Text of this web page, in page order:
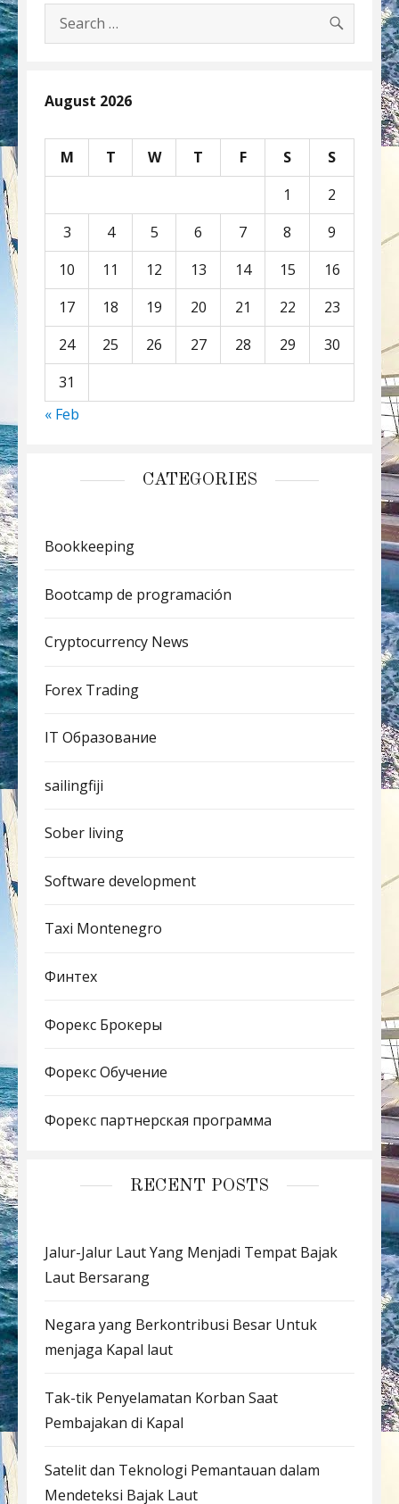
Search
for:
August 2026
M T W T F S
S
1
2
3
4 5 6 7 8
9
10
11 12 13 14 15
16
17
18 19 20 21 22
23
24
25 26 27 28 29
30
31
« Feb
CATEGORIES
Bookkeeping
Bootcamp de programación
Cryptocurrency News
Forex Trading
IT Образование
sailingfiji
Sober living
Software development
Taxi Montenegro
Финтех
Форекс Брокеры
Форекс Обучение
Форекс партнерская программа
RECENT POSTS
Jalur-Jalur Laut Yang Menjadi Tempat Bajak
Laut Bersarang
Negara yang Berkontribusi Besar Untuk
menjaga Kapal laut
Tak-tik Penyelamatan Korban Saat
Pembajakan di Kapal
Satelit dan Teknologi Pemantauan dalam
Mendeteksi Bajak Laut